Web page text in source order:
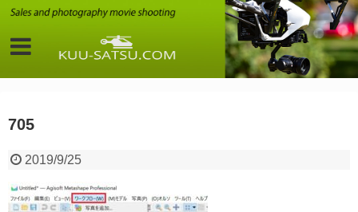
705
2019/9/25